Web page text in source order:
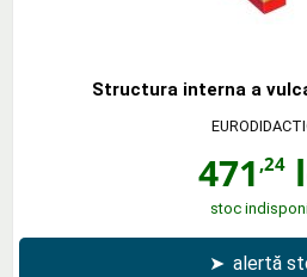
Structura interna a
471 ,24
stoc
➤ alertă